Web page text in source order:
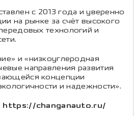
с 2013 года и уверенно
на рынке за счёт высокого
технологий и
и «низкоуглеродная
направления развития
концепции
и надежности».
https://changanauto.ru/